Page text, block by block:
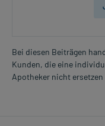
Bei diesen Beiträgen
Kunden, die eine
Apotheker nicht ersetzen